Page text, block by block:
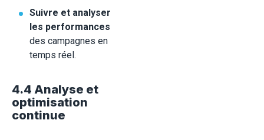
Suivre et analyser
les performances
des campagnes en
temps réel.
4.4 Analyse et
optimisation
continue